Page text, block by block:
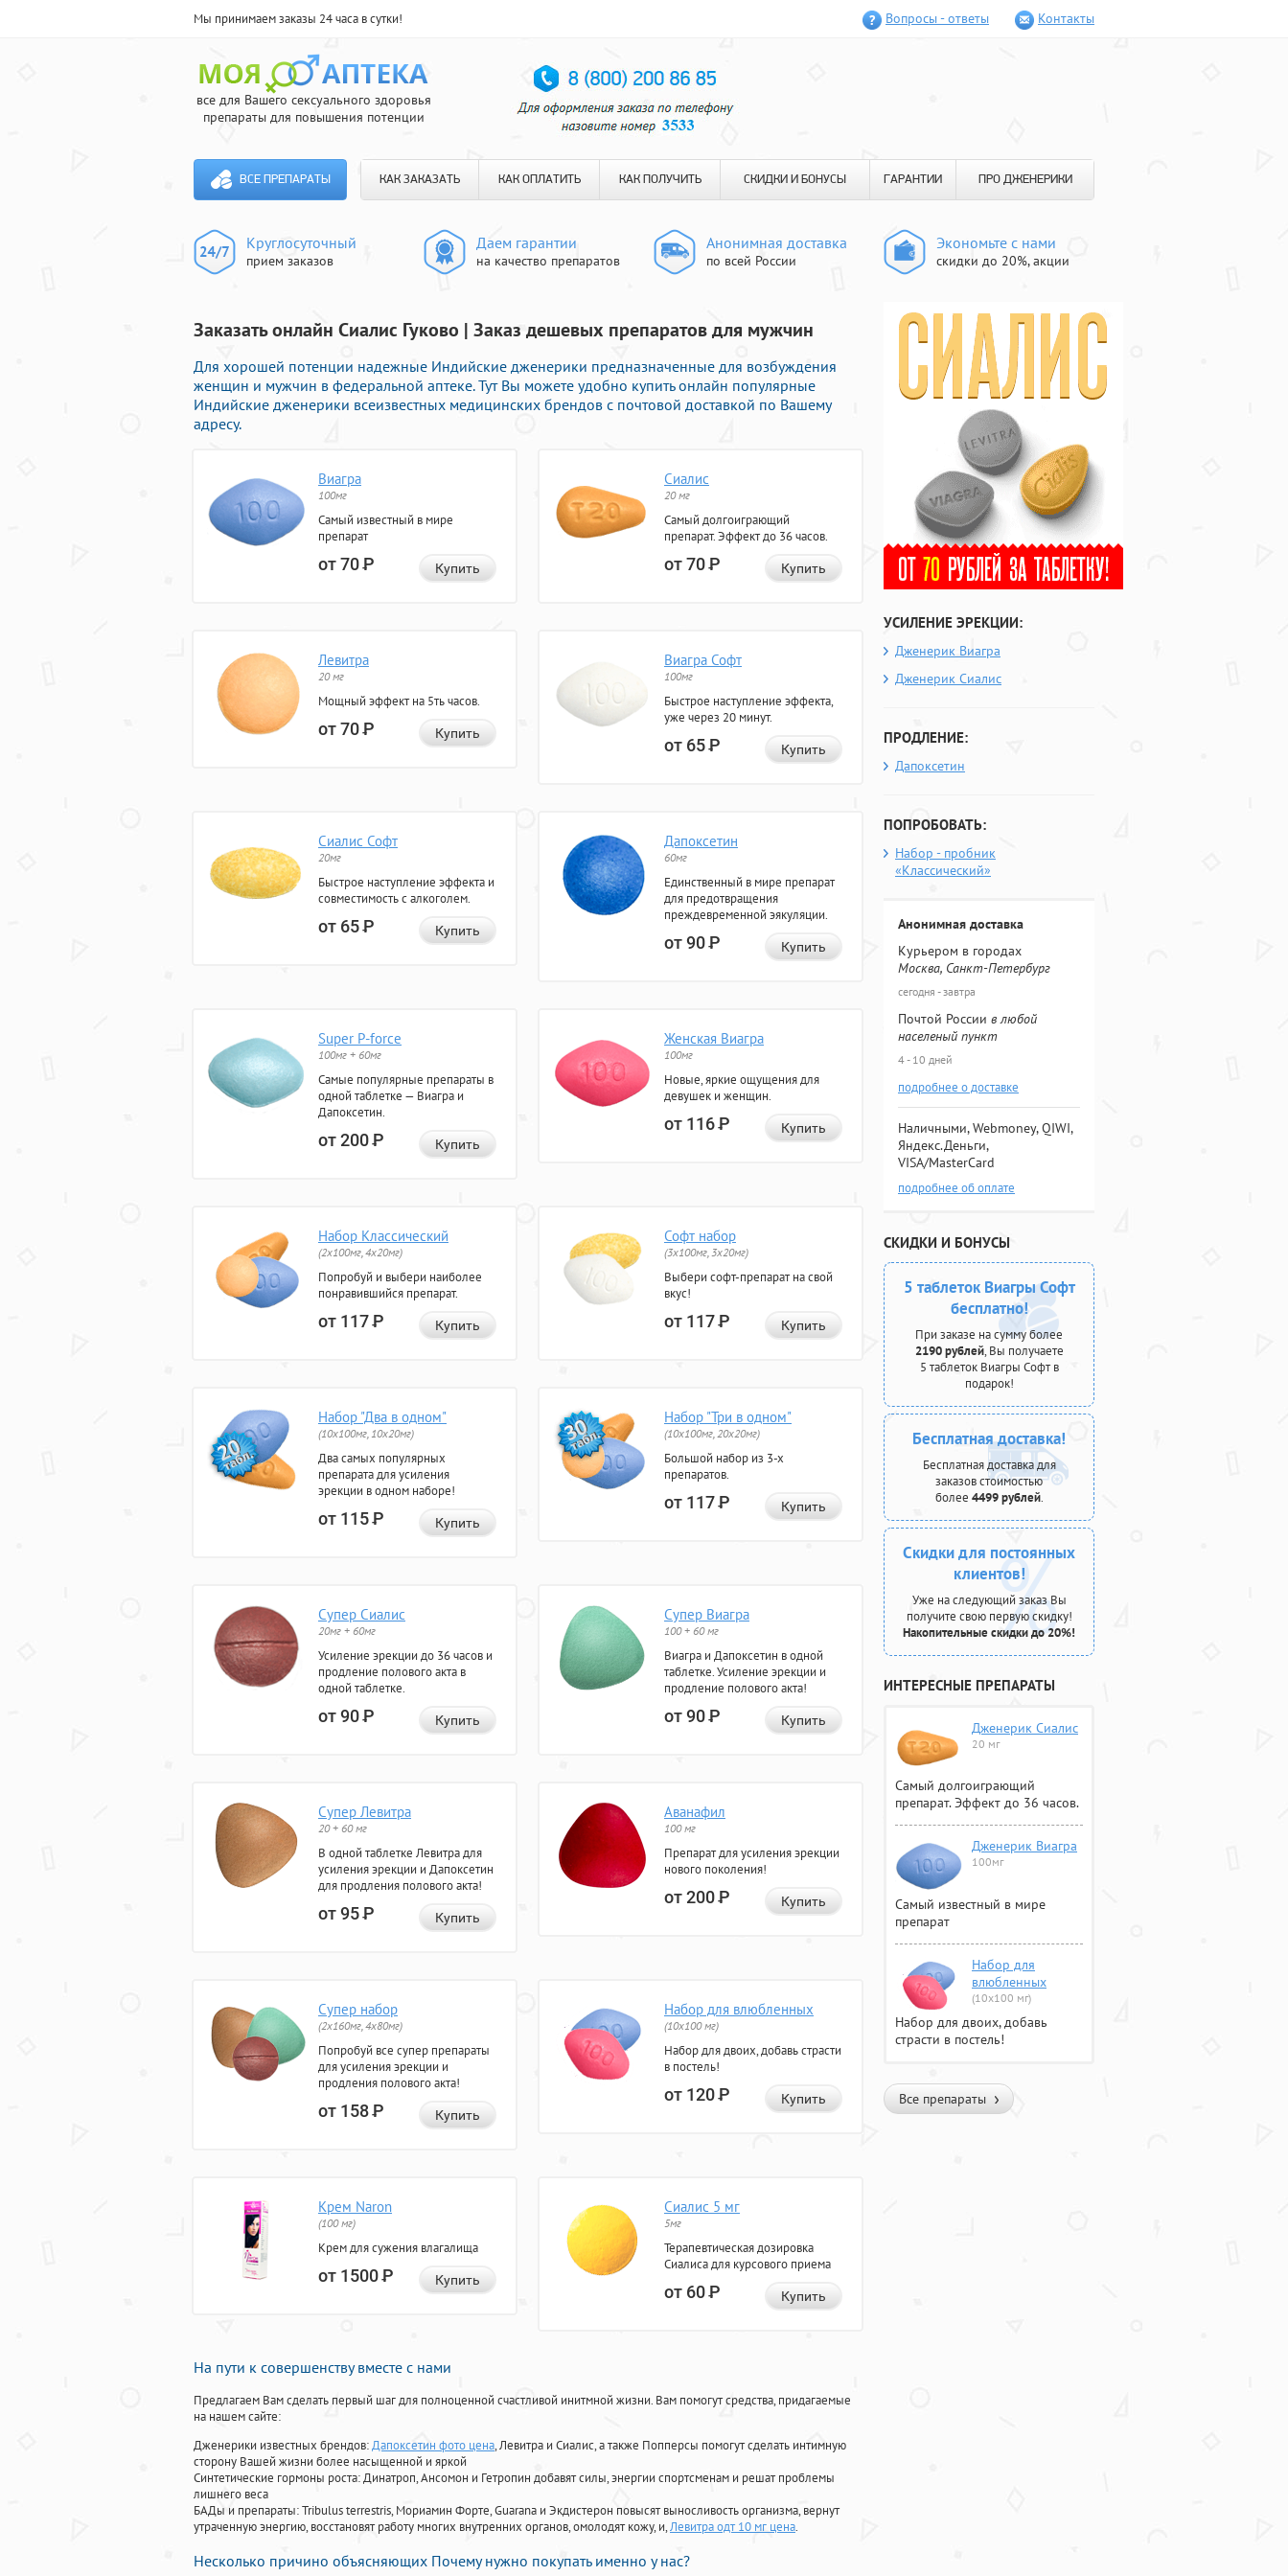
Мы принимаем заказы 24 часа в сутки! Вопросы - ответы Контакты
все для Вашего сексуального здоровья
препараты для повышения потенции
ВСЕ ПРЕПАРАТЫ КАК ЗАКАЗАТЬ КАК ОПЛАТИТЬ КАК ПОЛУЧИТЬ СКИДКИ И БОНУСЫ ГАРАНТИИ ПРО ДЖЕНЕРИКИ
Круглосуточный
прием заказов
Даем гарантии
на качество препаратов
Анонимная доставка
по всей России
Экономьте с нами
скидки до 20%, акции
Заказать онлайн Сиалис Гуково | Заказ дешевых препаратов для мужчин
Для хорошей потенции надежные Индийские дженерики предназначенные для возбуждения
женщин и мужчин в федеральной аптеке. Тут Вы можете удобно купить онлайн популярные
Индийские дженерики всеизвестных медицинских брендов с почтовой доставкой по Вашему
адресу.
Виагра
100мг
Самый известный в мире
препарат
от 70Р Купить
Сиалис
20 мг
Самый долгоиграющий
препарат. Эффект до 36 часов.
от 70Р Купить
Левитра
20 мг
Мощный эффект на 5ть часов.
от 70Р Купить
Виагра Софт
100мг
Быстрое наступление эффекта,
уже через 20 минут.
от 65Р Купить
Сиалис Софт
20мг
Быстрое наступление эффекта и
совместимость с алкоголем.
от 65Р Купить
Дапоксетин
60мг
Единственный в мире препарат
для предотвращения
преждевременной эякуляции.
от 90Р Купить
Super P-force
100мг + 60мг
Самые популярные препараты в
одной таблетке — Виагра и
Дапоксетин.
от 200Р Купить
Женская Виагра
100мг
Новые, яркие ощущения для
девушек и женщин.
от 116Р Купить
Набор Классический
(2x100мг, 4x20мг)
Попробуй и выбери наиболее
понравившийся препарат.
от 117Р Купить
Софт набор
(3x100мг, 3x20мг)
Выбери софт-препарат на свой
вкус!
от 117Р Купить
Набор "Два в одном"
(10x100мг, 10x20мг)
Два самых популярных
препарата для усиления
эрекции в одном наборе!
от 115Р Купить
Набор "Три в одном"
(10x100мг, 20x20мг)
Большой набор из 3-х
препаратов.
от 117Р Купить
Супер Сиалис
20мг + 60мг
Усиление эрекции до 36 часов и
продление полового акта в
одной таблетке.
от 90Р Купить
Супер Виагра
100 + 60 мг
Виагра и Дапоксетин в одной
таблетке. Усиление эрекции и
продление полового акта!
от 90Р Купить
Супер Левитра
20 + 60 мг
В одной таблетке Левитра для
усиления эрекции и Дапоксетин
для продления полового акта!
от 95Р Купить
Аванафил
100 мг
Препарат для усиления эрекции
нового поколения!
от 200Р Купить
Супер набор
(2х160мг, 4х80мг)
Попробуй все супер препараты
для усиления эрекции и
продления полового акта!
от 158Р Купить
Набор для влюбленных
(10х100 мг)
Набор для двоих, добавь страсти
в постель!
от 120Р Купить
Крем Naron
(100 мг)
Крем для сужения влагалища
от 1500Р Купить
Сиалис 5 мг
5мг
Терапевтическая дозировка
Сиалиса для курсового приема
от 60Р Купить
На пути к совершенству вместе с нами
Предлагаем Вам сделать первый шаг для полноценной счастливой инитмной жизни. Вам помогут средства, придагаемые
на нашем сайте:
Дженерики известных брендов:Дапоксетин фото цена, Левитра и Сиалис, а также Попперсы помогут сделать интимную
сторону Вашей жизни более насыщенной и яркой
Синтетические гормоны роста: Динатроп, Ансомон и Гетропин добавят силы, энергии спортсменам и решат проблемы
лишнего веса
БАДы и препараты:Tribulus terrestris, Мориамин Форте, Guarana и Экдистерон повысят выносливость организма, вернут
утраченную энергию, восстановят работу многих внутренних органов, омолодят кожу, и,Левитра одт 10 мг цена.
Несколько причино объясняющих Почему нужно покупать именно у нас?
УСИЛЕНИЕ ЭРЕКЦИИ:
Дженерик Виагра
Дженерик Сиалис
ПРОДЛЕНИЕ:
Дапоксетин
ПОПРОБОВАТЬ:
Набор - пробник
«Классический»
Анонимная доставка
Курьером в городах
Москва, Санкт-Петербург
сегодня - завтра
Почтой России в любой
населеный пункт
4 - 10 дней
подробнее о доставке
Наличными, Webmoney, QIWI,
Яндекс.Деньги,
VISA/MasterCard
подробнее об оплате
СКИДКИ И БОНУСЫ
5 таблеток Виагры Софт
бесплатно!
При заказе на сумму более
2190 рублей, Вы получаете
5 таблеток Виагры Софт в
подарок!
Бесплатная доставка!
Бесплатная доставка для
заказов стоимостью
более 4499 рублей.
Скидки для постоянных
клиентов!
Уже на следующий заказ Вы
получите свою первую скидку!
Накопительные скидки до 20%!
ИНТЕРЕСНЫЕ ПРЕПАРАТЫ
Дженерик Сиалис
20 мг
Самый долгоиграющий
препарат. Эффект до 36 часов.
Дженерик Виагра
100мг
Самый известный в мире
препарат
Набор для
влюбленных
(10х100 мг)
Набор для двоих, добавь
страсти в постель!
Все препараты